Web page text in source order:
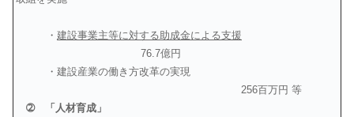
・ 建設事業主等に対する助成金による支援
76.7億円
・建設産業の働き方改革の実現
256百万円 等
➁ 「人材育成」